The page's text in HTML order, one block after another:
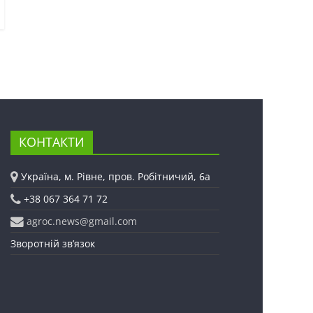
КОНТАКТИ
Україна, м. Рівне, пров. Робітничий, 6а
+38 067 364 71 72
agroc.news@gmail.com
Зворотній зв’язок